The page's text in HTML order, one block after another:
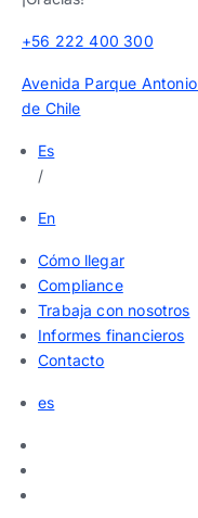
+56 222 400 300
Avenida Parque
de Chile
Es
/
En
Cómo llegar
Compliance
Trabaja con nosotros
Informes financieros
Contacto
es